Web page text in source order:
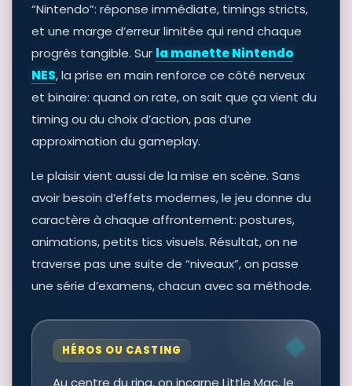
“Nintendo”: réponse immédiate, timings stricts,
et une marge d’erreur limitée qui rend chaque
progrès tangible. Sur la manette Nintendo
NES, la prise en main renforce ce côté nerveux
et binaire: quand on rate, on sait que ça vient du
timing ou du choix d’action, pas d’une
approximation du gameplay.
Le plaisir vient aussi de la mise en scène. Sans
avoir besoin d’effets modernes, le jeu donne du
caractère à chaque affrontement: postures,
animations, petits tics visuels. Résultat, on ne
traverse pas une suite de “niveaux”, on passe
une série d’examens, chacun avec sa méthode.
HÉROS OU CASTING